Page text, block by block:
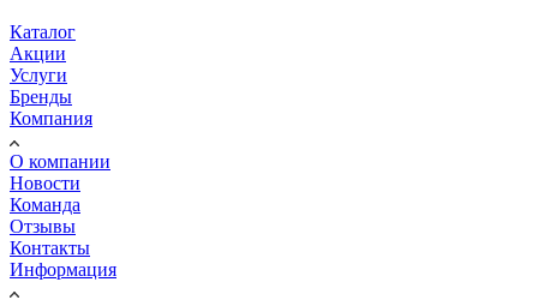
Каталог
Акции
Услуги
Бренды
Компания
О компании
Новости
Команда
Отзывы
Контакты
Информация